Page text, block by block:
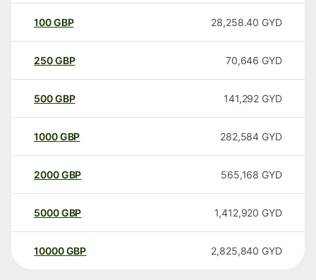
100GBP 28,258.40 GYD
250GBP 70,646 GYD
500GBP 141,292 GYD
1000GBP 282,584 GYD
2000GBP 565,168 GYD
5000GBP 1,412,920 GYD
10000 GBP 2,825,840 GYD